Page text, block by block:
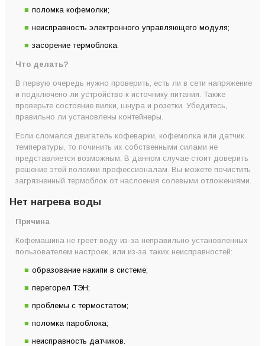
поломка кофемолки;
неисправность электронного управляющего модуля;
засорение термоблока.
Что делать?
В первую очередь нужно проверить, есть ли в сети напряжение
и подключено ли устройство к источнику питания. Также
проверьте состояние вилки, шнура и розетки. Убедитесь,
правильно ли установлены контейнеры.
Если сломался двигатель кофеварки, кофемолка или датчик
температуры, то починить их собственными силами не
представляется возможным. В данном случае стоит доверить
решение этой поломки профессионалам. Вы можете почистить
загрязненный термоблок от наслоения солевыми отложениями.
Нет нагрева воды
Причина
Кофемашина не греет воду из-за неправильно установленных
пользователем настроек, или из-за таких неисправностей:
образование накипи в системе;
перегорел ТЭН;
проблемы с термостатом;
поломка пароблока;
неисправность датчиков.